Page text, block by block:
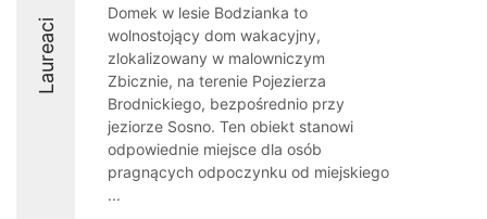
Laureaci
Domek w lesie Bodzianka to
wolnostojący dom wakacyjny,
zlokalizowany w malowniczym
Zbicznie, na terenie Pojezierza
Brodnickiego, bezpośrednio przy
jeziorze Sosno. Ten obiekt stanowi
odpowiednie miejsce dla osób
pragnących odpoczynku od miejskiego
...